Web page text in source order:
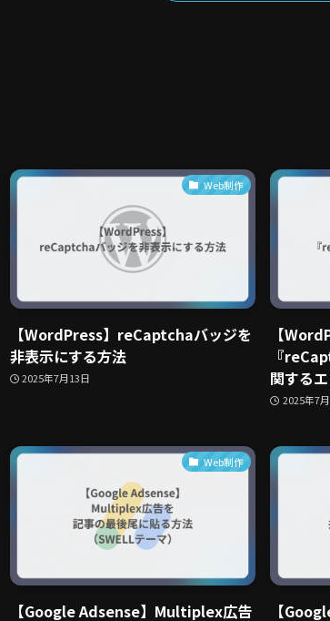
Web制作
【WordPress】reCaptchaバッジを
非表示にする方法
2025年7月13日
【
『
関する
2025年7
Web制作
【Google Adsense】Multiplex広告
【